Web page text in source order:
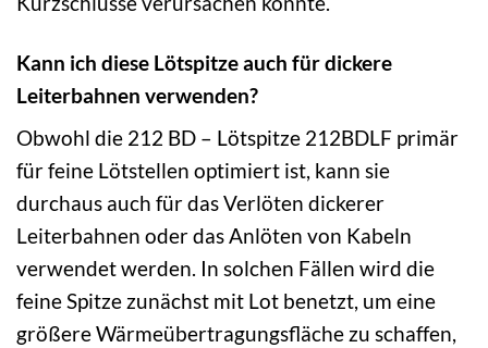
Kann ich diese Lötspitze auch für dickere
Leiterbahnen verwenden?
Obwohl die 212 BD – Lötspitze 212BDLF primär
für feine Lötstellen optimiert ist, kann sie
durchaus auch für das Verlöten dickerer
Leiterbahnen oder das Anlöten von Kabeln
verwendet werden. In solchen Fällen wird die
feine Spitze zunächst mit Lot benetzt, um eine
größere Wärmeübertragungsfläche zu schaffen,